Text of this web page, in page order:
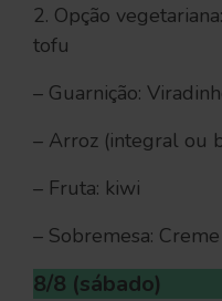
2. Opção
tofu
– Guarnição:
– Arroz (integral ou
– Fruta: kiwi
– Sobremesa:
8/8 (sábado)